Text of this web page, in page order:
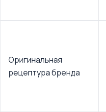
Оригинальная
рецептура бренда